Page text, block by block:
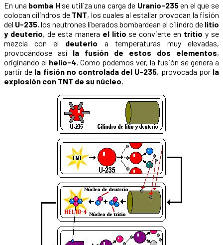
En una bomba Hse utiliza una carga de Uranio-235en el que se
colocan cilindros de TNT, los cuales al estallar provocan la fisión
del U-235, los neutrones liberados bombardean el cilindro de litio
y deuterio, de esta manera el litio se convierte en tritio y se
mezcla con el deuterio a temperaturas muy elevadas,
provocándose así la fusión de estos dos elementos,
originando el helio-4. Como podemos ver, la fusión se genera a
partir de la fisión no controlada del U-235, provocada por la
explosión con TNT de su núcleo.